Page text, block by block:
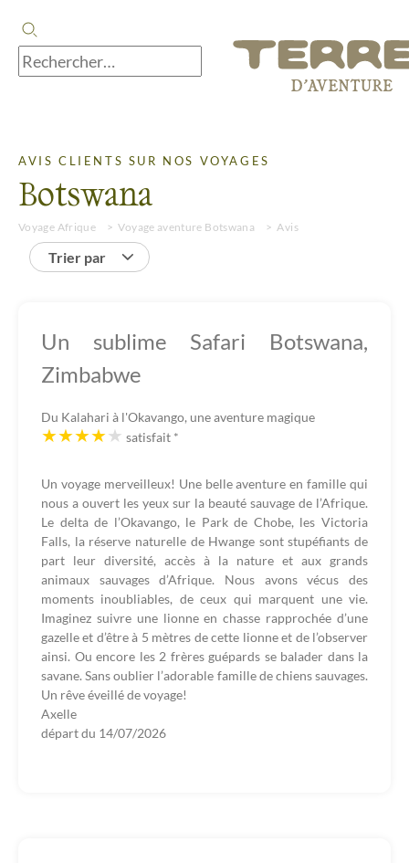
AVIS CLIENTS SUR NOS VOYAGES
Botswana
Voyage Afrique Voyage aventure Botswana Avis
Trier par
Un sublime Safari Botswana,
Zimbabwe
Du Kalahari à l'Okavango, une aventure magique
satisfait *
Un voyage merveilleux! Une belle aventure en famille qui
nous a ouvert les yeux sur la beauté sauvage de l’Afrique.
Le delta de l’Okavango, le Park de Chobe, les Victoria
Falls, la réserve naturelle de Hwange sont stupéfiants de
part leur diversité, accès à la nature et aux grands
animaux sauvages d’Afrique. Nous avons vécus des
moments inoubliables, de ceux qui marquent une vie.
Imaginez suivre une lionne en chasse rapprochée d’une
gazelle et d’être à 5 mètres de cette lionne et de l’observer
ainsi. Ou encore les 2 frères guépards se balader dans la
savane. Sans oublier l’adorable famille de chiens sauvages.
Un rêve éveillé de voyage!
Axelle
départ du 14/07/2026